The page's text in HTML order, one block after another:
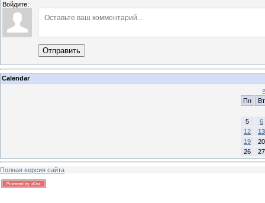
Войдите:
Отправить
Calendar
«
Пн
Вт
5
6
12
13
19
20
26
27
Полная версия сайта